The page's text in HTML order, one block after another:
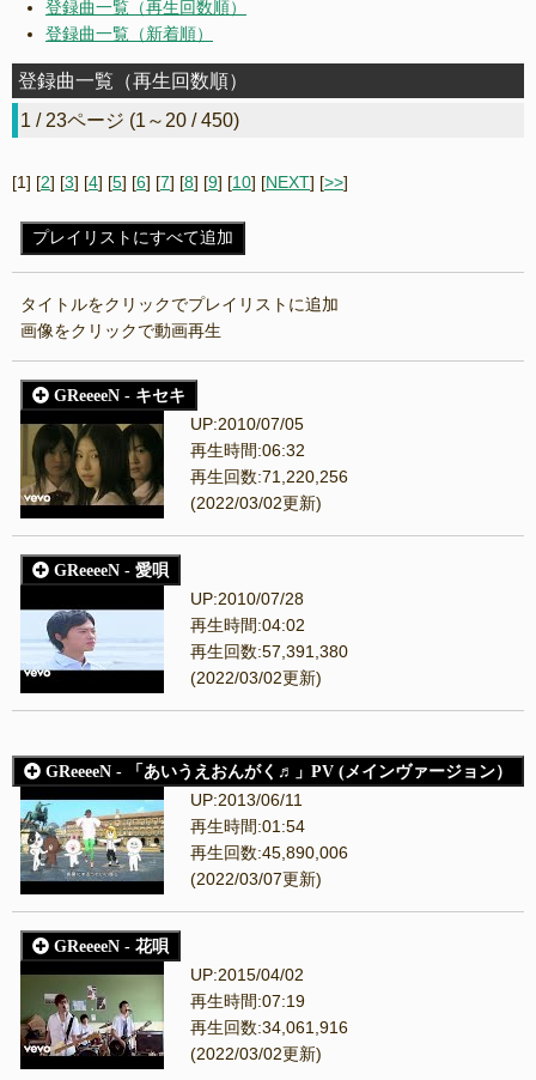
再生回数ランキング（アーティスト）
再生回数ランキング（全曲）
登録曲一覧（再生回数順）
登録曲一覧（新着順）
登録曲一覧（再生回数順）
1 / 23ページ (1～20 / 450)
[1] [2] [3] [4] [5] [6] [7] [8] [9] [10] [NEXT] [>>]
プレイリストにすべて追加
タイトルをクリックでプレイリストに追加
画像をクリックで動画再生
GReeeeN - キセキ
UP:2010/07/05
再生時間:06:32
再生回数:71,220,256
(2022/03/02更新)
GReeeeN - 愛唄
UP:2010/07/28
再生時間:04:02
再生回数:57,391,380
(2022/03/02更新)
GReeeeN - 「あいうえおんがく♬」PV (メインヴァージョン）
UP:2013/06/11
再生時間:01:54
再生回数:45,890,006
(2022/03/07更新)
GReeeeN - 花唄
UP:2015/04/02
再生時間:07:19
再生回数:34,061,916
(2022/03/02更新)